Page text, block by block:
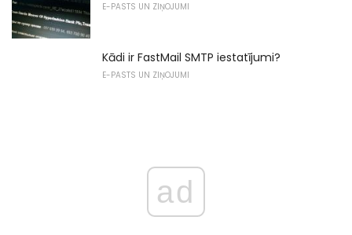
E-PASTS UN ZIŅOJUMI
Kādi ir FastMail SMTP iestatījumi?
E-PASTS UN ZIŅOJUMI
ad